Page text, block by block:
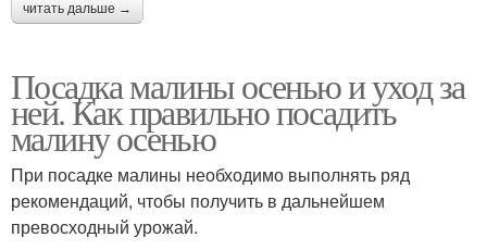
читать дальше →
Посадка малины осенью и уход за
ней. Как правильно посадить
малину осенью
При посадке малины необходимо выполнять ряд
рекомендаций, чтобы получить в дальнейшем
превосходный урожай.